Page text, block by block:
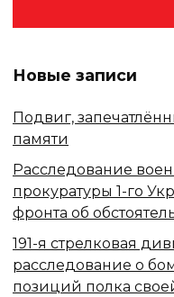
Новые записи
Подвиг,
памяти
Расследование
прокуратуры 1-го
фронта об
191-я стрелковая
расследование о
позиций полка